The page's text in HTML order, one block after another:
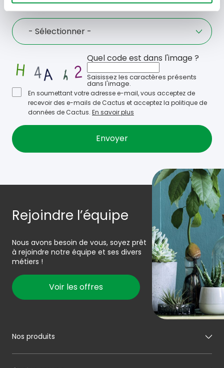
Language
- Sélectionner -
Quel code est dans l'image ?
Saisissez les caractères présents
dans l'image.
En soumettant votre adresse e-mail, vous acceptez de
recevoir des e-mails de Cactus et acceptez la politique de
données de Cactus. En savoir plus
Rejoindre l’équipe
Nous avons besoin de vous, soyez prêt
à rejoindre notre équipe et ses divers
métiers !
Voir les offres
Nos produits